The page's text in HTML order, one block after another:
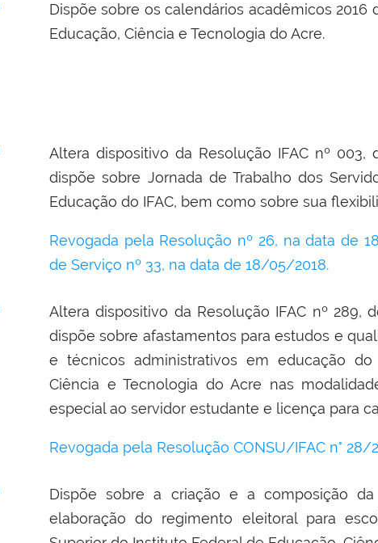
Dispõe sobre os calendários acadêmicos 2016
Educação, Ciência e Tecnologia do Acre.
Altera dispositivo da Resolução IFAC nº
dispõe sobre Jornada de Trabalho dos
Educação do IFAC, bem como sobre sua
Revogada pela Resolução nº 26, na data de
de Serviço nº 33, na data de 18/05/2018.
Altera dispositivo da Resolução IFAC nº 289,
dispõe sobre afastamentos para estudos e
e técnicos administrativos em educação
Ciência e Tecnologia do Acre nas
especial ao servidor estudante e licença para
Revogada pela Resolução CONSU/IFAC n° 28/
Dispõe sobre a criação e a composição da
elaboração do regimento eleitoral para